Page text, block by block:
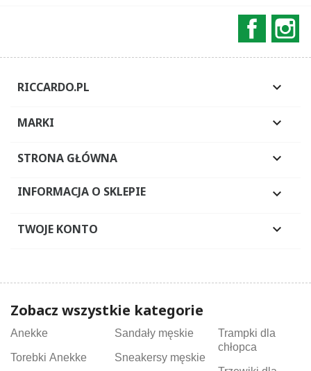
RICCARDO.PL 
MARKI 
STRONA GŁÓWNA 
INFORMACJA O SKLEPIE 
TWOJE KONTO 
Zobacz wszystkie kategorie
Anekke
Torebki Anekke
Sandały męskie
Sneakersy męskie
Trampki dla
chłopca